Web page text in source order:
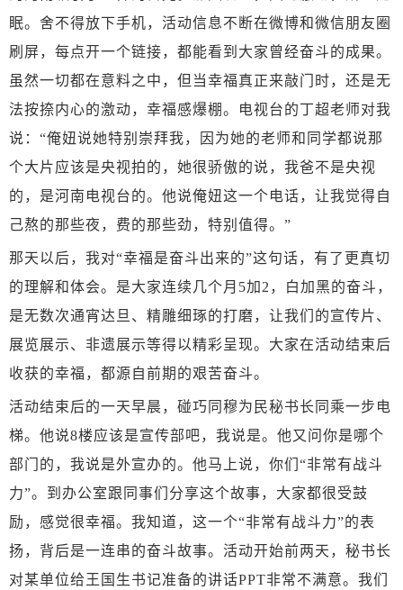
眠。舍不得放下手机，活动信息不断在微博和微信朋友圈
刷屏，每点开一个链接，都能看到大家曾经奋斗的成果。
虽然一切都在意料之中，但当幸福真正来敲门时，还是无
法按捺内心的激动，幸福感爆棚。电视台的丁超老师对我
说：“俺妞说她特别崇拜我，因为她的老师和同学都说那
个大片应该是央视拍的，她很骄傲的说，我爸不是央视
的，是河南电视台的。他说俺妞这一个电话，让我觉得自
己熬的那些夜，费的那些劲，特别值得。”
那天以后，我对“幸福是奋斗出来的”这句话，有了更真切
的理解和体会。是大家连续几个月5加2，白加黑的奋斗，
是无数次通宵达旦、精雕细琢的打磨，让我们的宣传片、
展览展示、非遗展示等得以精彩呈现。大家在活动结束后
收获的幸福，都源自前期的艰苦奋斗。
活动结束后的一天早晨，碰巧同穆为民秘书长同乘一步电
梯。他说8楼应该是宣传部吧，我说是。他又问你是哪个
部门的，我说是外宣办的。他马上说，你们“非常有战斗
力”。到办公室跟同事们分享这个故事，大家都很受鼓
励，感觉很幸福。我知道，这一个“非常有战斗力”的表
扬，背后是一连串的奋斗故事。活动开始前两天，秘书长
对某单位给王国生书记准备的讲话PPT非常不满意。我们